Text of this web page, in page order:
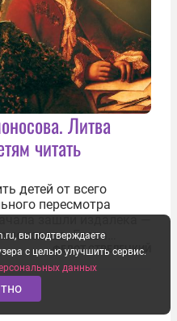
Литва
читать
детей от всего
пересмотра
зашли издалека —
Глава
Синкявичюс
из программ
он это тем,
ФЕДОТ СТРЕЛЕЦКИЙ
вы подтверждаете
с целью улучшить сервис.
данных